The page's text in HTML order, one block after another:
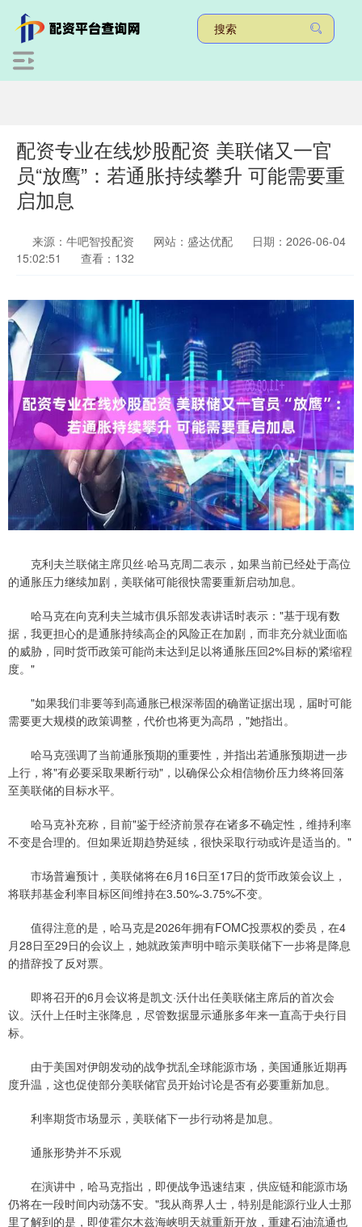
配资专业在线炒股配资 美联储又一官
员“放鹰”：若通胀持续攀升 可能需要重
启加息
来源：牛吧智投配资 网站：盛达优配
日期：2026-06-04
15:02:51
查看：132
克利夫兰联储主席贝丝·哈马克周二表示，如果当前已经处于高位
的通胀压力继续加剧，美联储可能很快需要重新启动加息。
哈马克在向克利夫兰城市俱乐部发表讲话时表示："基于现有数
据，我更担心的是通胀持续高企的风险正在加剧，而非充分就业面临
的威胁，同时货币政策可能尚未达到足以将通胀压回2%目标的紧缩程
度。"
"如果我们非要等到高通胀已根深蒂固的确凿证据出现，届时可能
需要更大规模的政策调整，代价也将更为高昂，"她指出。
哈马克强调了当前通胀预期的重要性，并指出若通胀预期进一步
上行，将"有必要采取果断行动"，以确保公众相信物价压力终将回落
至美联储的目标水平。
哈马克补充称，目前"鉴于经济前景存在诸多不确定性，维持利率
不变是合理的。但如果近期趋势延续，很快采取行动或许是适当的。"
市场普遍预计，美联储将在6月16日至17日的货币政策会议上，
将联邦基金利率目标区间维持在3.50%-3.75%不变。
值得注意的是，哈马克是2026年拥有FOMC投票权的委员，在4
月28日至29日的会议上，她就政策声明中暗示美联储下一步将是降息
的措辞投了反对票。
即将召开的6月会议将是凯文·沃什出任美联储主席后的首次会
议。沃什上任时主张降息，尽管数据显示通胀多年来一直高于央行目
标。
由于美国对伊朗发动的战争扰乱全球能源市场，美国通胀近期再
度升温，这也促使部分美联储官员开始讨论是否有必要重新加息。
利率期货市场显示，美联储下一步行动将是加息。
通胀形势并不乐观
在演讲中，哈马克指出，即便战争迅速结束，供应链和能源市场
仍将在一段时间内动荡不安。"我从商界人士，特别是能源行业人士那
里了解到的是，即使霍尔木兹海峡明天就重新开放，重建石油流通也